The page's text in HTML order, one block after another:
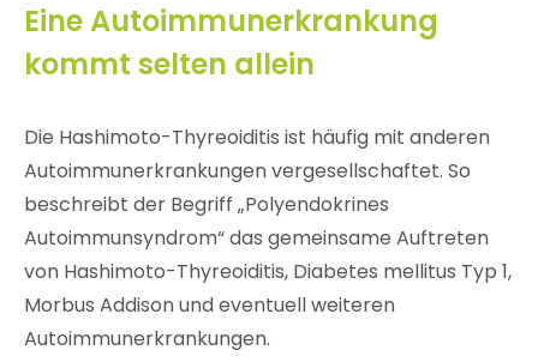
Eine Autoimmunerkrankung
kommt selten allein
Die Hashimoto-Thyreoiditis ist häufig mit anderen
Autoimmunerkrankungen vergesellschaftet. So
beschreibt der Begriff „Polyendokrines
Autoimmunsyndrom“ das gemeinsame Auftreten
von Hashimoto-Thyreoiditis, Diabetes mellitus Typ 1,
Morbus Addison und eventuell weiteren
Autoimmunerkrankungen.